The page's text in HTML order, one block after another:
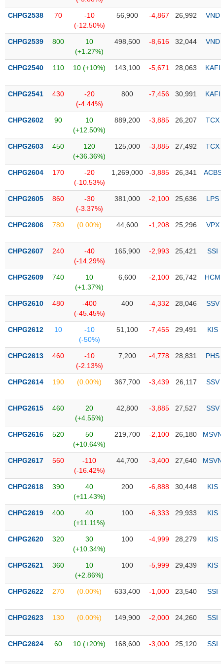
Trạng
cổ
Quy
thị
trường
Niêm
yết
Niêm
yết
Niêm
bổ
Hủy
yết
dõi
đặc
Không
ký
Danh
ETF
tiết
quan
dịch
chính
tích
kỹ
Hồ
doanh
Tin
sự
kiện
CHPG2538 70
-10
(-12.50%)
56,900 -4,867 26,992 VND
CHPG2539 800
10
(+1.27%)
498,500 -8,616 32,044 VND
CHPG2540 110 10 (+10%) 143,100 -5,671 28,063 KAFI
CHPG2541 430
-20
(-4.44%)
800 -7,456 30,991 KAFI
CHPG2602 90
10
(+12.50%)
889,200 -3,885 26,207 TCX
CHPG2603 450
120
(+36.36%)
125,000 -3,885 27,492 TCX
CHPG2604 170
-20
(-10.53%)
1,269,000 -3,885 26,341
CHPG2605 860
-30
(-3.37%)
381,000 -2,100 25,636 LPS
CHPG2606 780 (0.00%) 44,600 -1,208 25,296 VPX
CHPG2607 240
-40
(-14.29%)
165,900 -2,993 25,421 SSI
CHPG2609 740
10
(+1.37%)
6,600 -2,100 26,742 HCM
CHPG2610 480
-400
(-45.45%)
400 -4,332 28,046 SSV
CHPG2612 10
-10
(-50%)
51,100 -7,455 29,491 KIS
CHPG2613 460
-10
(-2.13%)
7,200 -4,778 28,831 PHS
CHPG2614 190 (0.00%) 367,700 -3,439 26,117 SSV
CHPG2615 460
20
(+4.55%)
42,800 -3,885 27,527 SSV
CHPG2616 520
50
(+10.64%)
219,700 -2,100 26,180
CHPG2617 560
-110
(-16.42%)
44,700 -3,400 27,640
CHPG2618 390
40
(+11.43%)
200 -6,888 30,448 KIS
CHPG2619 400
40
(+11.11%)
100 -6,333 29,933 KIS
CHPG2620 320
30
(+10.34%)
100 -4,999 28,279 KIS
CHPG2621 360
10
(+2.86%)
100 -5,999 29,439 KIS
CHPG2622 270 (0.00%) 633,400 -1,000 23,540 SSI
CHPG2623 130 (0.00%) 149,900 -2,000 24,260 SSI
CHPG2624 60 10 (+20%) 168,600 -3,000 25,120 SSI
NGÀNH
NGHIỆP
CỔ
PHÁI
SINH
PHIẾU
CỤ
TƯ
XUẤT
TIN
(-)
SECTOR
NĂNG
VẬT
LIỆU
CÔNG